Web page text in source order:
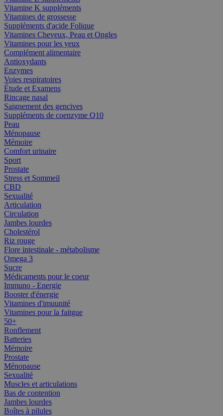
Vitamine K suppléments
Vitamines de grossesse
Suppléments d'acide Folique
Vitamines Cheveux, Peau et Ongles
Vitamines pour les yeux
Complément alimentaire
Antioxydants
Enzymes
Voies respiratoires
Étude et Examens
Rincage nasal
Saignement des gencives
Suppléments de coenzyme Q10
Peau
Ménopause
Mémoire
Comfort urinaire
Sport
Prostate
Stress et Sommeil
CBD
Sexualité
Articulation
Circulation
Jambes lourdes
Cholestérol
Riz rouge
Flore intestinale - métabolisme
Omega 3
Sucre
Médicaments pour le coeur
Immuno - Energie
Booster d'énergie
Vitamines d'imuunité
Vitamines pour la faitgue
50+
Ronflement
Batteries
Mémoire
Prostate
Ménopause
Sexualité
Muscles et articulations
Bas de contention
Jambes lourdes
Boîtes à pilules